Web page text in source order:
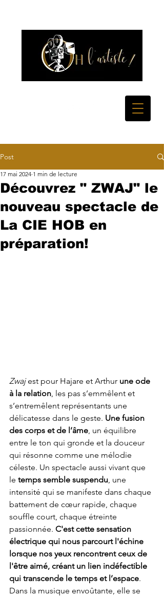
Post
Découvrez " ZWAJ" le
nouveau spectacle de
La CIE HOB en
préparation!
17 mai 2024 1 min de lecture
Zwaj est pour Hajare et Arthur une ode
à la relation, les pas s’emmêlent et
s’entremêlent représentants une
délicatesse dans le geste. Une fusion
des corps et de l’âme, un équilibre
entre le ton qui gronde et la douceur
qui résonne comme une mélodie
céleste. Un spectacle aussi vivant que
le temps semble suspendu, une
intensité qui se manifeste dans chaque
battement de cœur rapide, chaque
souffle court, chaque étreinte
passionnée. C'est cette sensation
électrique qui nous parcourt l'échine
lorsque nos yeux rencontrent ceux de
l'être aimé, créant un lien indéfectible
qui transcende le temps et l’espace.
Dans la musique envoûtante, elle se